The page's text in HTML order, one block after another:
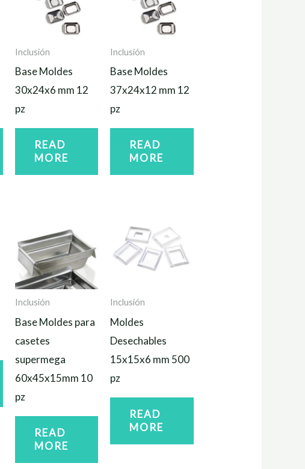
Inclusión
Base Moldes
30x24x6 mm 12
pz
READ
MORE
Inclusión
Base Moldes
37x24x12 mm 12
pz
READ
MORE
Inclusión
Base Moldes para
casetes
supermega
60x45x15mm 10
pz
READ
MORE
Inclusión
Moldes
Desechables
15x15x6 mm 500
pz
READ
MORE